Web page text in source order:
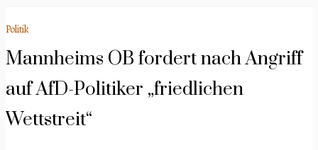
Politik
Mannheims OB fordert nach Angriff
auf AfD-Politiker „friedlichen
Wettstreit“